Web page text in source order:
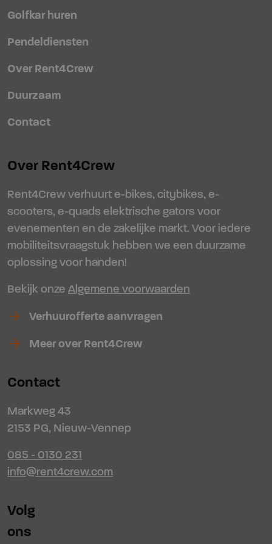
Golfkar huren
Pendeldiensten
Over Rent4Crew
Duurzaam
Contact
Over Rent4Crew
Rent4Crew verhuurt e-bikes, citybikes, e-
scooters, e-quads elektrische gators voor
evenementen en de zakelijke markt. Voor iedere
mobiliteitsvraagstuk hebben we een duurzame
oplossing voor handen!
Bekijk onze Algemene voorwaarden
arrow_forward Verhuurofferte aanvragen
arrow_forward Meer over Rent4Crew
Contact
Markweg 43
2153 PG, Nieuw-Vennep
085 - 0130 231
info@rent4crew.com
Volg
ons